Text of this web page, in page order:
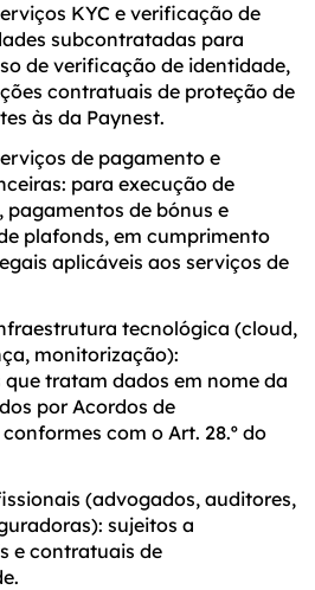
KYC e verificação de
subcontratadas para
de verificação de identidade,
contratuais de proteção de
às da Paynest.
de pagamento e
para execução de
pagamentos de bónus e
plafonds, em cumprimento
aplicáveis aos serviços de
tecnológica (cloud,
monitorização):
tratam dados em nome da
por Acordos de
com o Art. 28.º do
(advogados, auditores,
sujeitos a
e contratuais de